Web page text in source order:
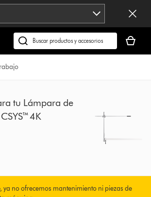
Buscar
en
dyson.es
cesta
está
tu Lámpara de
4K
ya no ofrecemos mantenimiento ni piezas de